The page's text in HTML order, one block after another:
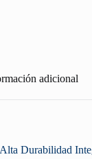
adicional
Durabilidad